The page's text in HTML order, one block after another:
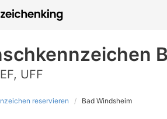
UFF
reservieren Bad Windsheim